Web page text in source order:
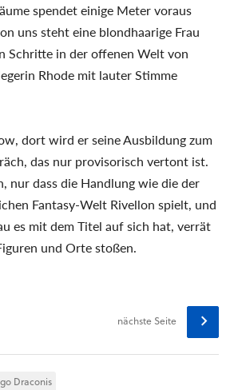
spendet einige Meter voraus
uns steht eine blondhaarige Frau
Schritte in der offenen Welt von
Rhode mit lauter Stimme
dort wird er seine Ausbildung zum
das nur provisorisch vertont ist.
nur dass die Handlung wie die der
Fantasy-Welt Rivellon spielt, und
es mit dem Titel auf sich hat, verrät
und Orte stoßen.
nächste Seite
Draconis